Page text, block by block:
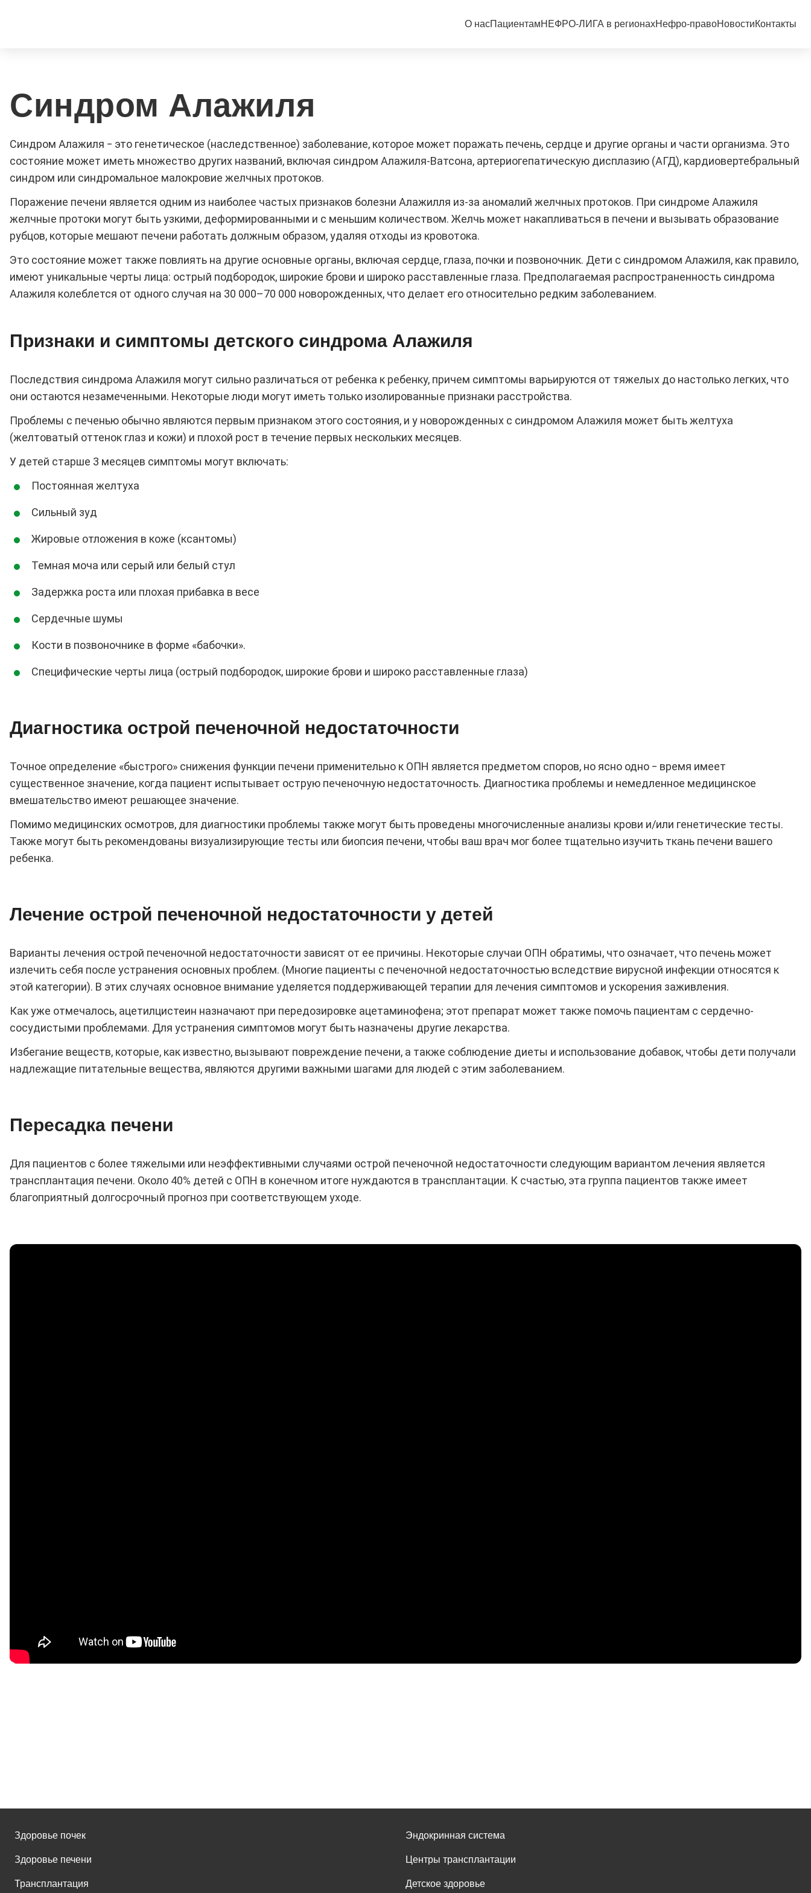
О насПациентамНЕФРО-ЛИГА в регионахНефро-правоНовостиКонтакты
Синдром Алажиля
Синдром Алажиля ‒ это генетическое (наследственное) заболевание, которое может поражать печень, сердце и другие органы и части организма. Это
состояние может иметь множество других названий, включая синдром Алажиля-Ватсона, артериогепатическую дисплазию (АГД), кардиовертебральный
синдром или синдромальное малокровие желчных протоков.
Поражение печени является одним из наиболее частых признаков болезни Алажилля из-за аномалий желчных протоков. При синдроме Алажиля
желчные протоки могут быть узкими, деформированными и с меньшим количеством. Желчь может накапливаться в печени и вызывать образование
рубцов, которые мешают печени работать должным образом, удаляя отходы из кровотока.
Это состояние может также повлиять на другие основные органы, включая сердце, глаза, почки и позвоночник. Дети с синдромом Алажиля, как правило,
имеют уникальные черты лица: острый подбородок, широкие брови и широко расставленные глаза. Предполагаемая распространенность синдрома
Алажиля колеблется от одного случая на 30 000–70 000 новорожденных, что делает его относительно редким заболеванием.
Признаки и симптомы детского синдрома Алажиля
Последствия синдрома Алажиля могут сильно различаться от ребенка к ребенку, причем симптомы варьируются от тяжелых до настолько легких, что
они остаются незамеченными. Некоторые люди могут иметь только изолированные признаки расстройства.
Проблемы с печенью обычно являются первым признаком этого состояния, и у новорожденных с синдромом Алажиля может быть желтуха
(желтоватый оттенок глаз и кожи) и плохой рост в течение первых нескольких месяцев.
У детей старше 3 месяцев симптомы могут включать:
Постоянная желтуха
Сильный зуд
Жировые отложения в коже (ксантомы)
Темная моча или серый или белый стул
Задержка роста или плохая прибавка в весе
Сердечные шумы
Кости в позвоночнике в форме «бабочки».
Специфические черты лица (острый подбородок, широкие брови и широко расставленные глаза)
Диагностика острой печеночной недостаточности
Точное определение «быстрого» снижения функции печени применительно к ОПН является предметом споров, но ясно одно ‒ время имеет
существенное значение, когда пациент испытывает острую печеночную недостаточность. Диагностика проблемы и немедленное медицинское
вмешательство имеют решающее значение.
Помимо медицинских осмотров, для диагностики проблемы также могут быть проведены многочисленные анализы крови и/или генетические тесты.
Также могут быть рекомендованы визуализирующие тесты или биопсия печени, чтобы ваш врач мог более тщательно изучить ткань печени вашего
ребенка.
Лечение острой печеночной недостаточности у детей
Варианты лечения острой печеночной недостаточности зависят от ее причины. Некоторые случаи ОПН обратимы, что означает, что печень может
излечить себя после устранения основных проблем. (Многие пациенты с печеночной недостаточностью вследствие вирусной инфекции относятся к
этой категории). В этих случаях основное внимание уделяется поддерживающей терапии для лечения симптомов и ускорения заживления.
Как уже отмечалось, ацетилцистеин назначают при передозировке ацетаминофена; этот препарат может также помочь пациентам с сердечно-
сосудистыми проблемами. Для устранения симптомов могут быть назначены другие лекарства.
Избегание веществ, которые, как известно, вызывают повреждение печени, а также соблюдение диеты и использование добавок, чтобы дети получали
надлежащие питательные вещества, являются другими важными шагами для людей с этим заболеванием.
Пересадка печени
Для пациентов с более тяжелыми или неэффективными случаями острой печеночной недостаточности следующим вариантом лечения является
трансплантация печени. Около 40% детей с ОПН в конечном итоге нуждаются в трансплантации. К счастью, эта группа пациентов также имеет
благоприятный долгосрочный прогноз при соответствующем уходе.
Здоровье почек
Здоровье печени
Трансплантация
Эндокринная система
Центры трансплантации
Детское здоровье